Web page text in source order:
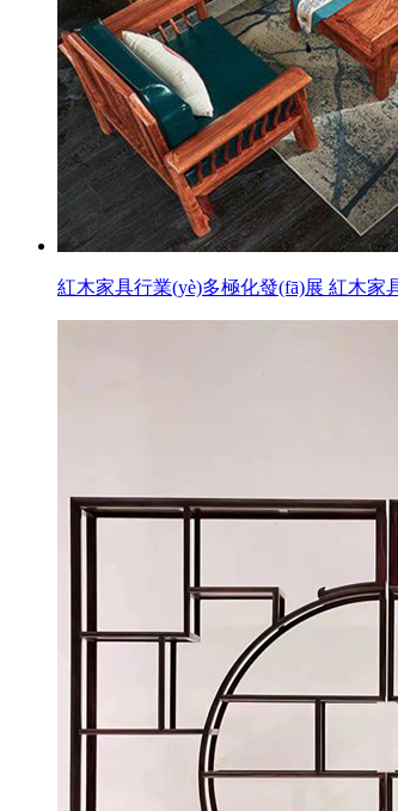
紅木家具行業(yè)多極化發(fā)展 紅木家